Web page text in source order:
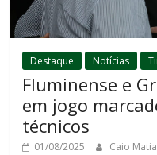
Destaque Notícias
Fluminense e
em jogo
técnicos
01/08/2025 Caio